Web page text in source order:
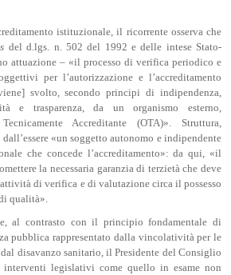
istituzionale, il ricorrente osserva che
del d.lgs. n. 502 del 1992 e delle intese Stato-
attuazione – «il processo di verifica periodico e
per l’autorizzazione e l’accreditamento
svolto, secondo principi di indipendenza,
e trasparenza, da un organismo esterno,
Accreditante (OTA)». Struttura,
«un soggetto autonomo e indipendente
che concede l’accreditamento»: da qui, «il
la necessaria garanzia di terzietà che deve
di verifica e di valutazione circa il possesso
qualità».
al contrasto con il principio fondamentale di
pubblica rappresentato dalla vincolatività per le
disavanzo sanitario, il Presidente del Consiglio
legislativi come quello in esame non